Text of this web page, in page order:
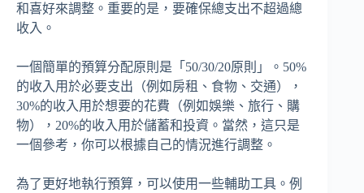
和喜好來調整。重要的是，要確保總支出不超過總
收入。
一個簡單的預算分配原則是「50/30/20原則」。50%
的收入用於必要支出（例如房租、食物、交通），
30%的收入用於想要的花費（例如娛樂、旅行、購
物），20%的收入用於儲蓄和投資。當然，這只是
一個參考，你可以根據自己的情況進行調整。
為了更好地執行預算，可以使用一些輔助工具。例